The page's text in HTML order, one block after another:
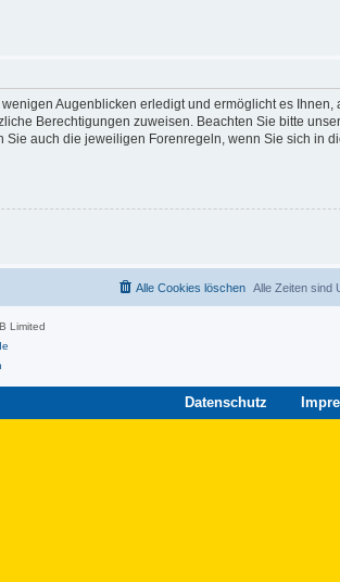
Augenblicken erledigt und ermöglicht es Ihnen,
Berechtigungen zuweisen. Beachten Sie bitte
auch die jeweiligen Forenregeln, wenn Sie sich in
Alle Zeiten sind
Alle Cookies löschen
Limited
Datenschutz